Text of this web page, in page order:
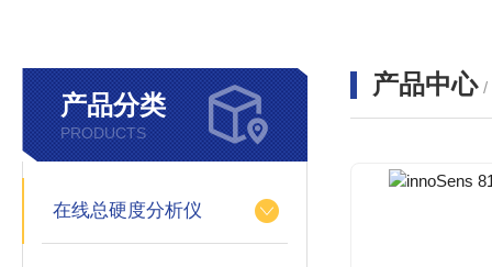
产品分类
PRODUCTS
在线总硬度分析仪
产品中心 /